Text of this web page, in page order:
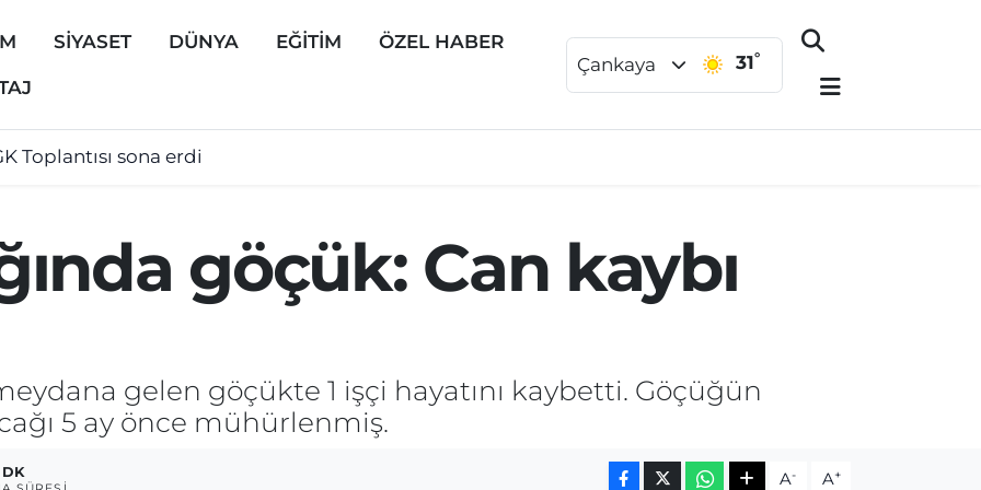
SİYASET DÜNYA EĞİTİM ÖZEL HABER
Çankaya 31°
Toplantısı sona erdi
göçük: Can kaybı
gelen göçükte 1 işçi hayatını kaybetti. Göçüğün
5 ay önce mühürlenmiş.
DK A- A+